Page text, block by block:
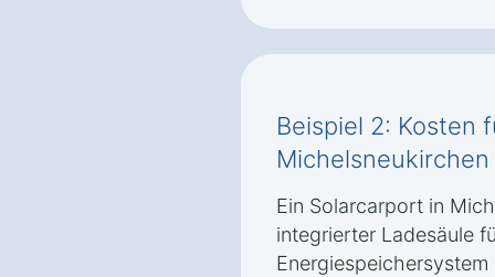
Beispiel 2: Kosten
Ein Solarcarport in
integrierter Ladesäule